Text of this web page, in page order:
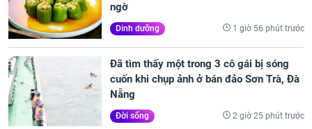
ngờ
Dinh dưỡng 1 giờ 56 phút trước
Đã tìm thấy một trong 3 cô gái bị sóng
cuốn khi chụp ảnh ở bán đảo Sơn Trà, Đà
Nẵng
Đời sống 2 giờ 25 phút trước